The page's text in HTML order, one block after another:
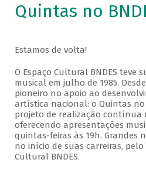
Quintas no
Estamos de volta!
O Espaço Cultural BNDES teve
musical em julho de 1985.
pioneiro no apoio ao
artística nacional: o Quintas no
projeto de realização contínua
oferecendo apresentações
quintas-feiras às 19h. Grandes
no início de suas carreiras, pelo
Cultural BNDES.